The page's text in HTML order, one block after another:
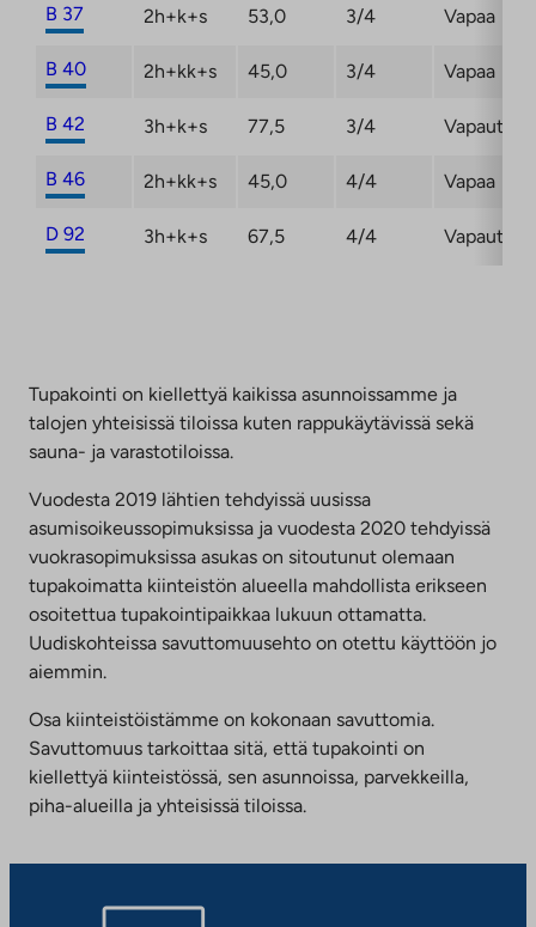
B 37 2h+k+s 53,0 3/4 Vapaa
B 40 2h+kk+s 45,0 3/4 Vapaa
B 42 3h+k+s 77,5 3/4
B 46 2h+kk+s 45,0 4/4 Vapaa
D 92 3h+k+s 67,5 4/4
Tupakointi on kiellettyä kaikissa asunnoissamme ja
talojen yhteisissä tiloissa kuten rappukäytävissä sekä
sauna- ja varastotiloissa.
Vuodesta 2019 lähtien tehdyissä uusissa
asumisoikeussopimuksissa ja vuodesta 2020 tehdyissä
vuokrasopimuksissa asukas on sitoutunut olemaan
tupakoimatta kiinteistön alueella mahdollista erikseen
osoitettua tupakointipaikkaa lukuun ottamatta.
Uudiskohteissa savuttomuusehto on otettu käyttöön jo
aiemmin.
Osa kiinteistöistämme on kokonaan savuttomia.
Savuttomuus tarkoittaa sitä, että tupakointi on
kiellettyä kiinteistössä, sen asunnoissa, parvekkeilla,
piha-alueilla ja yhteisissä tiloissa.